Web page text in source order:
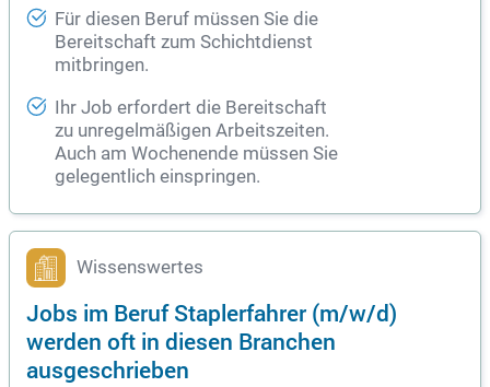
Für diesen Beruf müssen Sie die
Bereitschaft zum Schichtdienst
mitbringen.
Ihr Job erfordert die Bereitschaft
zu unregelmäßigen Arbeitszeiten.
Auch am Wochenende müssen Sie
gelegentlich einspringen.
Wissenswertes
Jobs im Beruf Staplerfahrer (m/w/d)
werden oft in diesen Branchen
ausgeschrieben